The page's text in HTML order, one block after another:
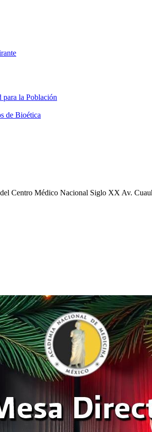
para la Población
de Bioética
Centro Médico Nacional Siglo XX Av.